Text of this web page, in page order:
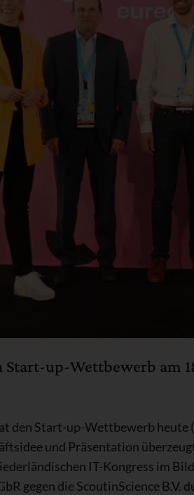
Start-up-Wettbewerb am
den Start-up-Wettbewerb
und Präsentation
IT-Kongress im
gegen die ScoutinScience B.V.